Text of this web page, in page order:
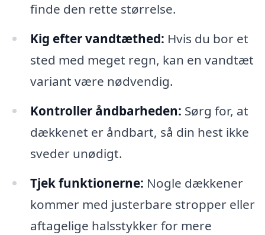
finde den rette størrelse.
Kig efter vandtæthed: Hvis du bor et
sted med meget regn, kan en vandtæt
variant være nødvendig.
Kontroller åndbarheden: Sørg for, at
dækkenet er åndbart, så din hest ikke
sveder unødigt.
Tjek funktionerne: Nogle dækkener
kommer med justerbare stropper eller
aftagelige halsstykker for mere